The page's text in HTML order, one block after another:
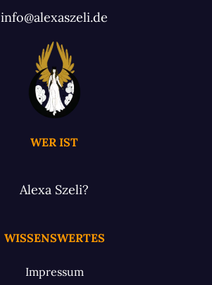
info@alexaszeli.de
WER IST
Alexa Szeli?
WISSENSWERTES
Impressum